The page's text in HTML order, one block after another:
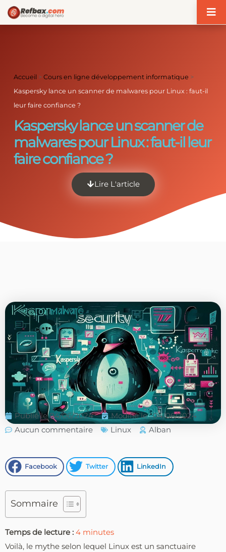
Accueil >Cours en ligne développement informatique >
Kaspersky lance un scanner de malwares pour Linux : faut-il
leur faire confiance ?
Kaspersky lance un scanner de
malwares pour Linux : faut-il leur
faire confiance ?
Lire L'article
Publié le 04/06/2024
Modifié le : 04/06/2024
Aucun commentaire
Linux Alban
Facebook Twitter LinkedIn
Sommaire
Temps de lecture : 4 minutes
Voilà, le mythe selon lequel Linux est un sanctuaire
Panneau de gestion des cookies